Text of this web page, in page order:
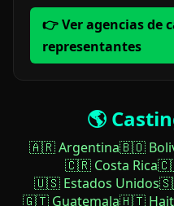
👉 Ver agencias de
representantes
🌎
🇦🇷 Argentina🇧🇴
🇨🇷 Costa Rica
🇺🇸 Estados Unidos
🇬🇹 Guatemala🇭🇹